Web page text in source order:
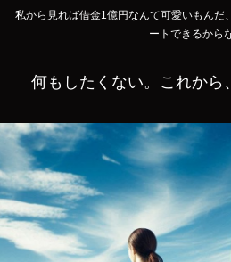
私から見れば借金1億円なんて可愛いもんだ
ートできるから
何もしたくない。これから